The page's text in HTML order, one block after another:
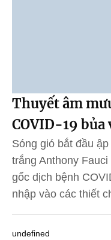
Thuyết âm
COVID-19 bủa
Sóng gió bắt đầu
trắng Anthony
gốc dịch bệnh
nhập vào các thiết
undefined